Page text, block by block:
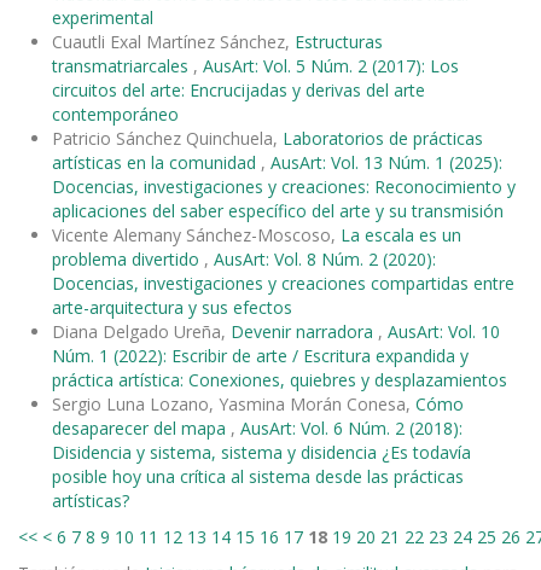
experimental
Cuautli Exal Martínez Sánchez, Estructuras
transmatriarcales , AusArt: Vol. 5 Núm. 2 (2017): Los
circuitos del arte: Encrucijadas y derivas del arte
contemporáneo
Patricio Sánchez Quinchuela, Laboratorios de prácticas
artísticas en la comunidad , AusArt: Vol. 13 Núm. 1 (2025):
Docencias, investigaciones y creaciones: Reconocimiento y
aplicaciones del saber específico del arte y su transmisión
Vicente Alemany Sánchez-Moscoso, La escala es un
problema divertido , AusArt: Vol. 8 Núm. 2 (2020):
Docencias, investigaciones y creaciones compartidas entre
arte-arquitectura y sus efectos
Diana Delgado Ureña, Devenir narradora , AusArt: Vol. 10
Núm. 1 (2022): Escribir de arte / Escritura expandida y
práctica artística: Conexiones, quiebres y desplazamientos
Sergio Luna Lozano, Yasmina Morán Conesa, Cómo
desaparecer del mapa , AusArt: Vol. 6 Núm. 2 (2018):
Disidencia y sistema, sistema y disidencia ¿Es todavía
posible hoy una crítica al sistema desde las prácticas
artísticas?
<< < 6 7 8 9 10 11 12 13 14 15 16 17 18 19 20 21 22 23 24 25 26